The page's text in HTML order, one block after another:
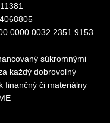
0000 0032 2351 9153
súkromnými
každý dobrovoľný
finančný či materiálny